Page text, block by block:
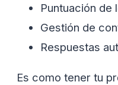
Puntuación de
Gestión de
Respuestas
Es como tener tu